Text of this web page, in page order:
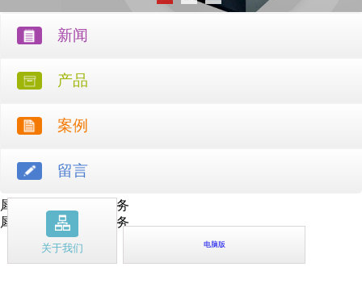
新闻
产品
案例
留言
关于我们 电脑版
犀牛云提供云计算服务
犀牛云提供企业云服务